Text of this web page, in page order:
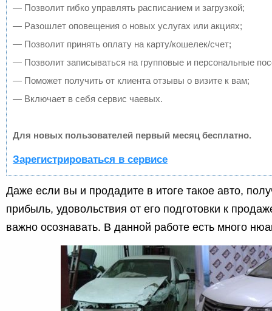
— Позволит гибко управлять расписанием и загрузкой;
— Разошлет оповещения о новых услугах или акциях;
— Позволит принять оплату на карту/кошелек/счет;
— Позволит записываться на групповые и персональные
— Поможет получить от клиента отзывы о визите к вам;
— Включает в себя сервис чаевых.
Для новых пользователей первый месяц бесплатно.
Зарегистрироваться в сервисе
Даже если вы и продадите в итоге такое авто,
прибыль, удовольствия от его подготовки к
важно осознавать. В данной работе есть много